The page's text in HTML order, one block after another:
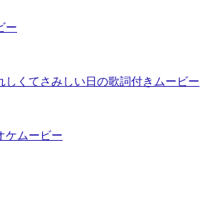
ー
しくてさみしい日の歌詞付きムービー
ケムービー